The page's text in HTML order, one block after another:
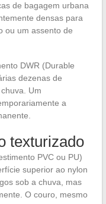
de bagagem urbana
densas para
ou um assento de
DWR (Durable
dezenas de
Um
a
texturizado
PVC ou PU)
superior ao nylon
sob a chuva, mas
O couro, mesmo